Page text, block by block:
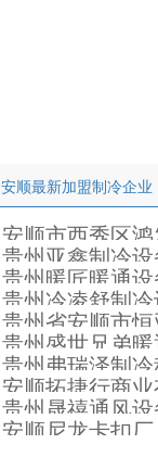
安顺最新加盟制冷企业
安顺市西秀区
经营部
贵州亚鑫制冷
贵州暖匠暖通
贵州冷凌舒制
任公司
贵州省安顺市
公司
贵州盛世兄弟
公司
贵州弗瑞泽制
司
安顺拓捷行商
贵州晟禧通风
公司
安顺尼龙卡扣厂